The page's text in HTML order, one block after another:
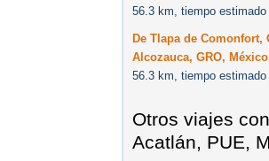
56.3 km, tiempo
De Tlapa de Comonfort,
Alcozauca, GRO, México
56.3 km, tiempo
Otros viajes
Acatlán, PUE,